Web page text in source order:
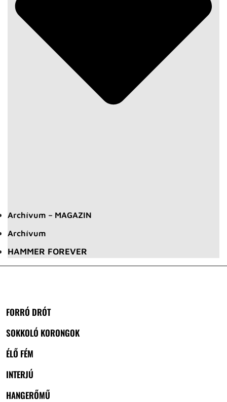
Archívum – MAGAZIN
Archívum
HAMMER FOREVER
FORRÓ DRÓT
SOKKOLÓ KORONGOK
ÉLŐ FÉM
INTERJÚ
HANGERŐMŰ